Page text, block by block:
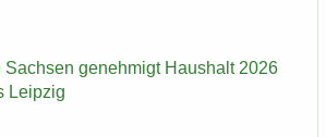
Sach­sen ge­neh­migt Haus­halt 2026
Leip­zig